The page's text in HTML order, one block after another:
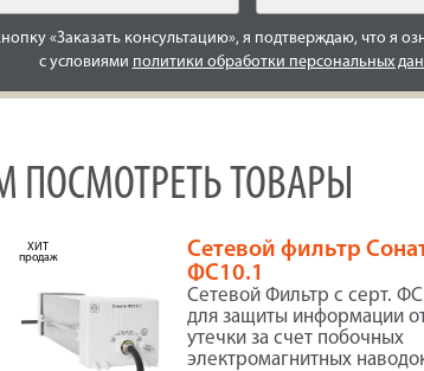
«Заказать консультацию», я подтверждаю, что я
с условиями политики обработки персональных
ПОСМОТРЕТЬ ТОВАРЫ
Сетевой фильтр
ФС10.1
Сетевой Фильтр с серт.
для защиты информации
утечки за счет побочных
электромагнитных
ХИТ
продаж